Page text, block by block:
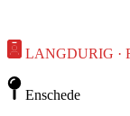
LANGDURIG ·
Enschede